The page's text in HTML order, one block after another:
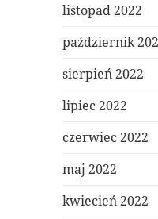
listopad 2022
październik
sierpień 2022
lipiec 2022
czerwiec 2022
maj 2022
kwiecień 2022